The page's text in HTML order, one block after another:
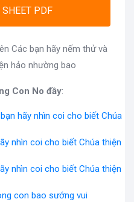
PDF
Các bạn hãy nếm thử và
hảo nhường bao
Con No đầy:
hãy nhìn coi cho biết Chúa
nhìn coi cho biết Chúa thiện
nhìn coi cho biết Chúa thiện
con bao sướng vui